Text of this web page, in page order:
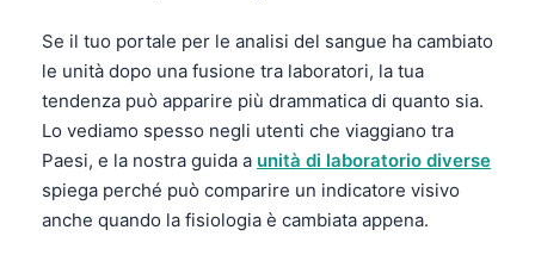
Se il tuo portale per le analisi del sangue ha cambiato
le unità dopo una fusione tra laboratori, la tua
tendenza può apparire più drammatica di quanto sia.
Lo vediamo spesso negli utenti che viaggiano tra
Paesi, e la nostra guida a unità di laboratorio diverse
spiega perché può comparire un indicatore visivo
anche quando la fisiologia è cambiata appena.